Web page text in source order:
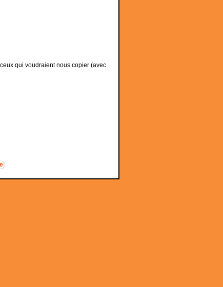
qui voudraient nous copier (avec
]